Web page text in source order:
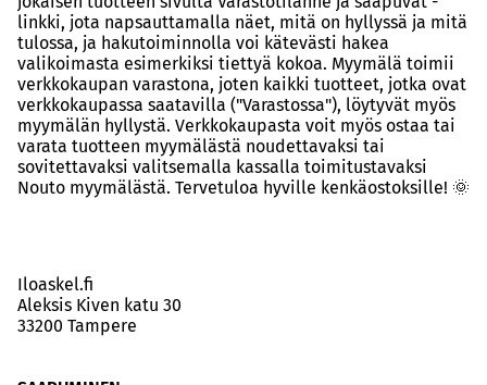
linkki, jota napsauttamalla näet, mitä on hyllyssä ja mitä
tulossa, ja hakutoiminnolla voi kätevästi hakea
valikoimasta esimerkiksi tiettyä kokoa. Myymälä toimii
verkkokaupan varastona, joten kaikki tuotteet, jotka ovat
verkkokaupassa saatavilla ("Varastossa"), löytyvät myös
myymälän hyllystä. Verkkokaupasta voit myös ostaa tai
varata tuotteen myymälästä noudettavaksi tai
sovitettavaksi valitsemalla kassalla toimitustavaksi
Nouto myymälästä. Tervetuloa hyville kenkäostoksille! 🌞
Iloaskel.fi
Aleksis Kiven katu 30
33200 Tampere